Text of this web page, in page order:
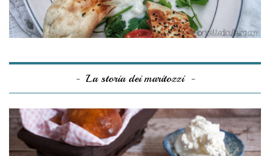
La storia dei maritozzi